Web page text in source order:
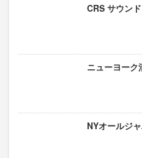
CRS サウン
ニューヨーク
NYオールジ